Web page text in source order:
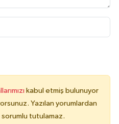
kabul etmiş bulunuyor
Yazılan yorumlardan
tutulamaz.